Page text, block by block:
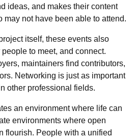
ideas, and makes their content
may not have been able to attend.
itself, these events also
to meet, and connect.
maintainers find contributors,
Networking is just as important
other professional fields.
an environment where life can
environments where open
flourish. People with a unified